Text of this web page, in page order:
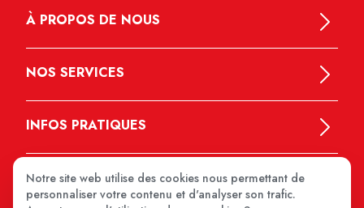
À PROPOS DE NOUS
NOS SERVICES
INFOS PRATIQUES
Notre site web utilise des cookies nous permettant de
personnaliser votre contenu et d'analyser son trafic.